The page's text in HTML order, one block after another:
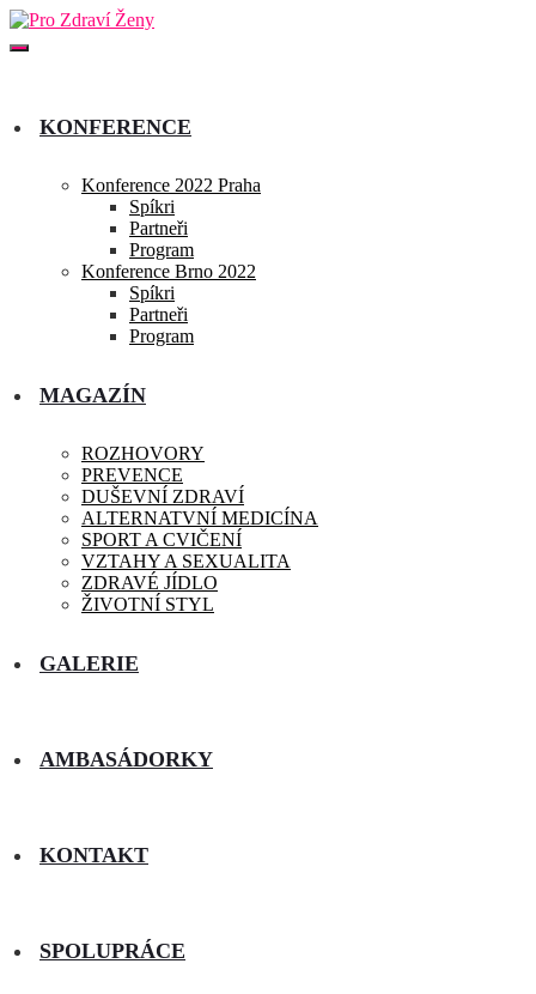
KONFERENCE
Konference 2022 Praha
Spíkri
Partneři
Program
Konference Brno 2022
Spíkri
Partneři
Program
MAGAZÍN
ROZHOVORY
PREVENCE
DUŠEVNÍ ZDRAVÍ
ALTERNATVNÍ MEDICÍNA
SPORT A CVIČENÍ
VZTAHY A SEXUALITA
ZDRAVÉ JÍDLO
ŽIVOTNÍ STYL
GALERIE
AMBASÁDORKY
KONTAKT
SPOLUPRÁCE